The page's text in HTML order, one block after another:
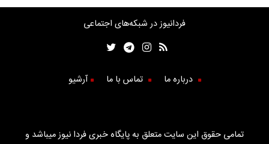
فردانیوز در شبکه‌های اجتماعی
درباره ما تماس با ما آرشیو
تمامی حقوق این سایت متعلق به پایگاه خبری فردا نیوز میباشد و